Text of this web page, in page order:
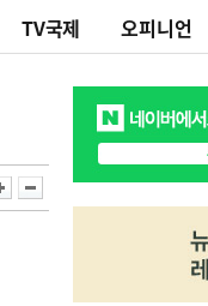
TV국제 오피니언